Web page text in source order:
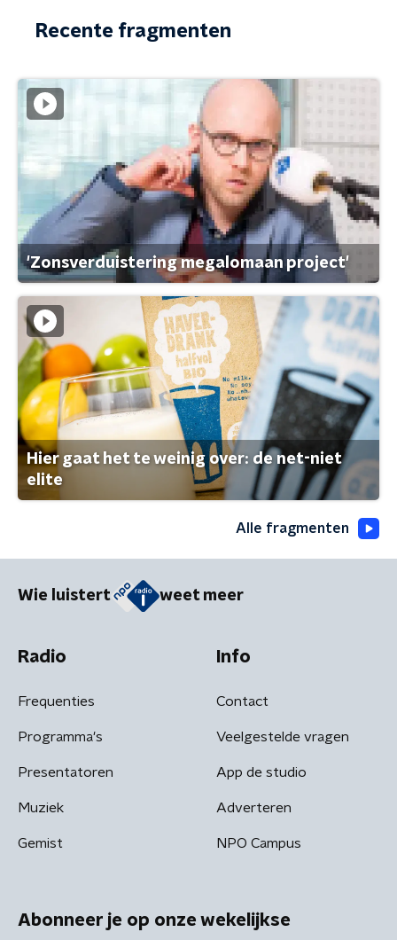
Recente fragmenten
'Zonsverduistering megalomaan project'
Hier gaat het te weinig over: de net-niet
elite
Alle fragmenten
Wie luistert weet meer
Radio
Frequenties
Programma's
Presentatoren
Muziek
Gemist
Info
Contact
Veelgestelde vragen
App de studio
Adverteren
NPO Campus
Abonneer je op onze wekelijkse